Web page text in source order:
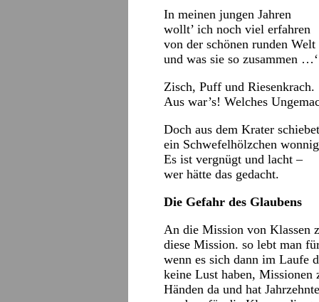
In meinen jungen Jahren
wollt’ ich noch viel erfahren
von der schönen runden Welt
und was sie so zusammen …‘
Zisch, Puff und Riesenkrach.
Aus war’s! Welches
Doch aus dem Krater
ein Schwefelhölzchen
Es ist vergnügt und lacht –
wer hätte das gedacht.
Die Gefahr des Glaubens
An die Mission von Klassen
diese Mission. so lebt man
wenn es sich dann im Laufe
keine Lust haben, Missionen
Händen da und hat